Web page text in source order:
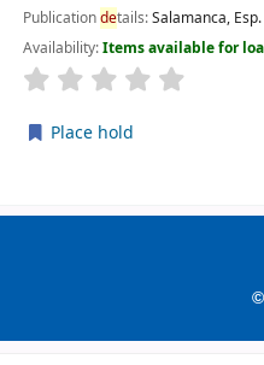
Publicationdetails:Salamanca,
Availability:Items available for
Place hold